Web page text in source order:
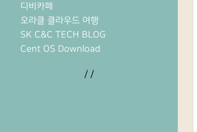
디비카페
오라클 클라우드 여행
SK C&C TECH BLOG
Cent OS Download
/ /